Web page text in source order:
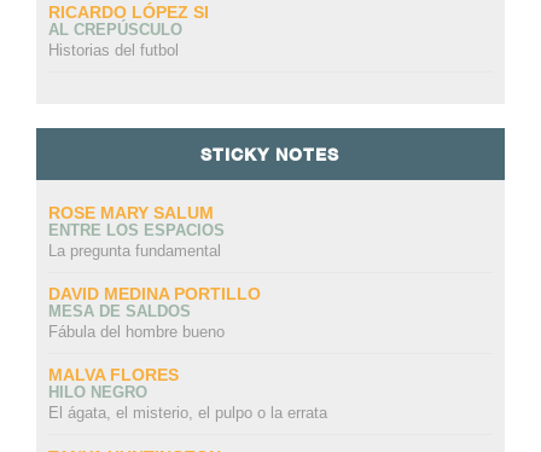
RICARDO LÓPEZ SI
AL CREPÚSCULO
Historias del futbol
STICKY NOTES
ROSE MARY SALUM
ENTRE LOS ESPACIOS
La pregunta fundamental
DAVID MEDINA PORTILLO
MESA DE SALDOS
Fábula del hombre bueno
MALVA FLORES
HILO NEGRO
El ágata, el misterio, el pulpo o la errata